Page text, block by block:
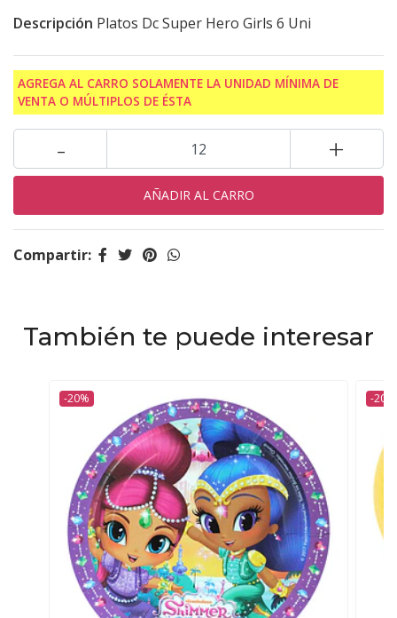
Descripción Platos Dc Super Hero Girls 6 Uni
AGREGA AL CARRO SOLAMENTE LA UNIDAD MÍNIMA DE
VENTA O MÚLTIPLOS DE ÉSTA
+
-
Compartir:
También te puede interesar
-20% -20%